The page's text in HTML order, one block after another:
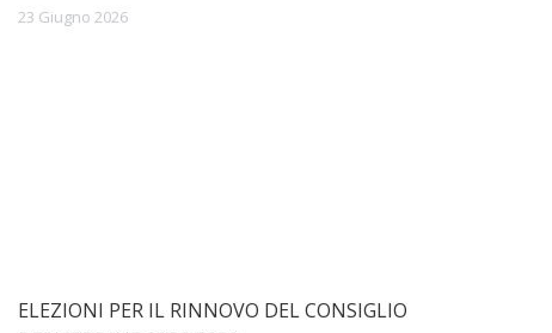
23 Giugno 2026
ELEZIONI PER IL RINNOVO DEL CONSIGLIO